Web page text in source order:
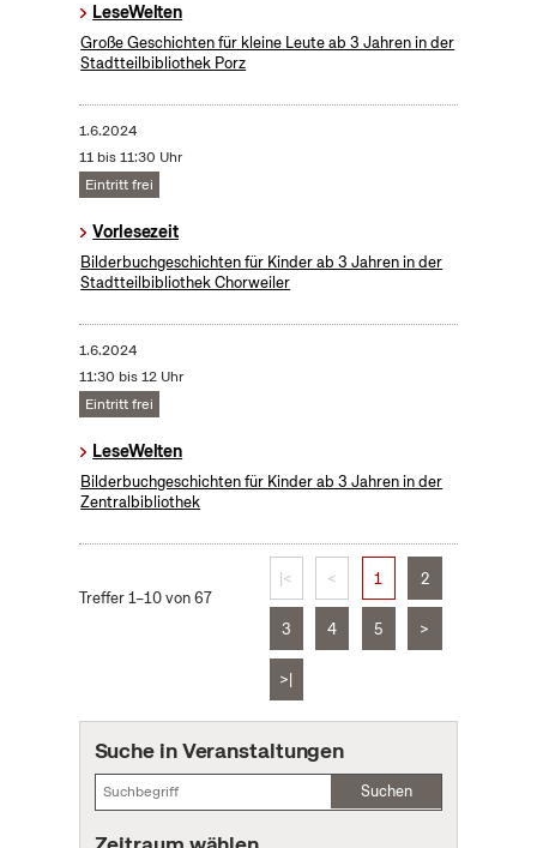
LeseWelten
Große Geschichten für kleine Leute ab 3 Jahren in der
Stadtteilbibliothek Porz
1.6.2024
11 bis 11:30 Uhr
Eintritt frei
Vorlesezeit
Bilderbuchgeschichten für Kinder ab 3 Jahren in der
Stadtteilbibliothek Chorweiler
1.6.2024
11:30 bis 12 Uhr
Eintritt frei
LeseWelten
Bilderbuchgeschichten für Kinder ab 3 Jahren in der
Zentralbibliothek
Treffer 1–10 von 67
|< < 1 2
3 4 5 >
>|
Suche in Veranstaltungen
Suchen